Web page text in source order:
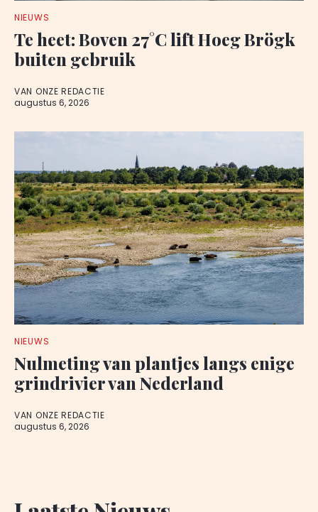
NIEUWS
Te heet: Boven 27°C lift Hoeg Brögk
buiten gebruik
VAN ONZE REDACTIE
augustus 6, 2026
NIEUWS
Nulmeting van plantjes langs enige
grindrivier van Nederland
VAN ONZE REDACTIE
augustus 6, 2026